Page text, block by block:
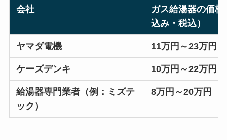
会社
ガス給湯器の価
込み・税込）
ヤマダ電機 11万円～23万円
ケーズデンキ 10万円～22万円
給湯器専門業者（例：ミズテ
ック）
8万円～20万円